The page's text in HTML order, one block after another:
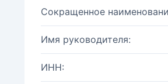
Сокращенное
Имя руководителя:
ИНН: